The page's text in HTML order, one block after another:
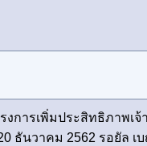
งการเพิ่มประสิทธิภาพเ
ธันวาคม 2562 รอยัล เ